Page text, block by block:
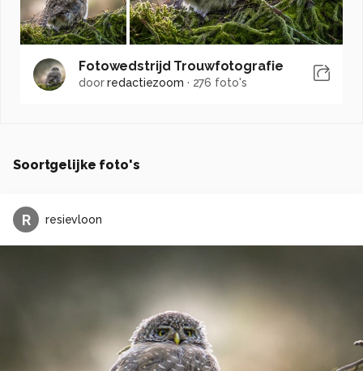
Fotowedstrijd Trouwfotografie
doorredactiezoom · 276 foto's
Soortgelijke foto's
R resievloon